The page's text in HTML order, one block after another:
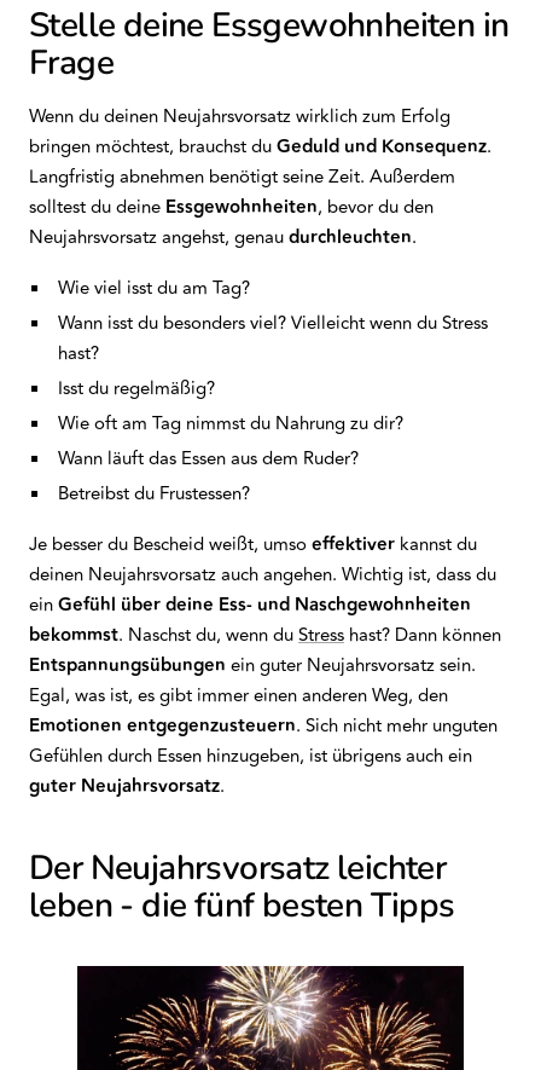
Stelle deine Essgewohnheiten in
Frage
Wenn du deinen Neujahrsvorsatz wirklich zum Erfolg
bringen möchtest, brauchst duGeduld und Konsequenz.
Langfristig abnehmen benötigt seine Zeit. Außerdem
solltest du deine Essgewohnheiten, bevor du den
Neujahrsvorsatz angehst, genaudurchleuchten.
Wie viel isst du am Tag?
Wann isst du besonders viel? Vielleicht wenn du Stress
hast?
Isst du regelmäßig?
Wie oft am Tag nimmst du Nahrung zu dir?
Wann läuft das Essen aus dem Ruder?
Betreibst du Frustessen?
Je besser du Bescheid weißt, umsoeffektiver kannst du
deinen Neujahrsvorsatz auch angehen. Wichtig ist, dass du
einGefühl über deine Ess- und Naschgewohnheiten
bekommst. Naschst du, wenn duStress hast? Dann können
Entspannungsübungen ein guter Neujahrsvorsatz sein.
Egal, was ist, es gibt immer einen anderen Weg, den
Emotionen entgegenzusteuern. Sich nicht mehr unguten
Gefühlen durch Essen hinzugeben, ist übrigens auch ein
guter Neujahrsvorsatz.
Der Neujahrsvorsatz leichter
leben - die fünf besten Tipps